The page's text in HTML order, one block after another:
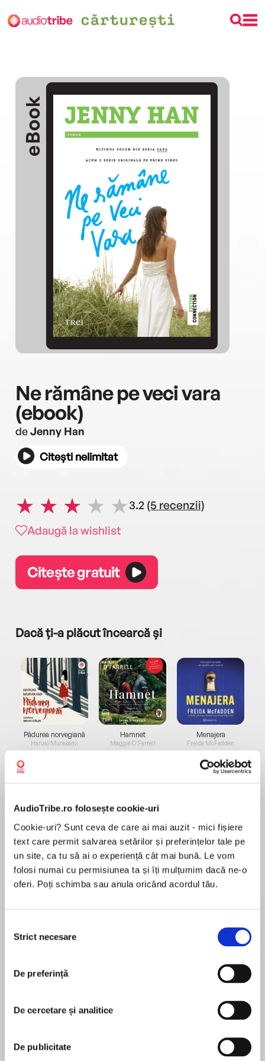
AudioTribe.ro folosește cookie-uri
Cookie-uri? Sunt ceva de care ai mai auzit - mici fișiere
text care permit salvarea setărilor și preferințelor tale pe
un site, ca tu să ai o experiență cât mai bună. Le vom
folosi numai cu permisiunea ta și îți mulțumim dacă ne-o
oferi. Poți schimba sau anula oricând acordul tău.
consimțământului
Strict necesare
De preferință
De cercetare și analitice
De publicitate
eBook
Ne rămâne pe veci vara
(ebook)
deJenny Han
Citești nelimitat
3.2 (5 recenzii)
Adaugă la wishlist
Citește gratuit
Dacă ți-a plăcut încearcă și
Pădurea norvegiană
Haruki Murakami
Elita de Argint (Elita
de...
Dani Francis
Hamnet
Maggie O'Farrell
Diavolul se îmbracă de
la...
Lauren Weisberger
Menajera
Freida McFadden
Migdală
Sohn Won-pyung
Ultimul volum din seria Vara
Oare va reuși Belly să aleagă până la urmă între
încheierea trilogiei Vara, bestseller New York
Belly nu a iubit decât doi băieți, ambii purtând
același nume de familie. După ce a fost cu
MAI MULT
pentru această carte